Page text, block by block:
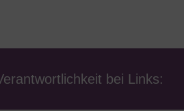
bei Links: